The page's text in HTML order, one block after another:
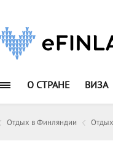
О СТРАНЕ ВИЗА
Отдых в Финляндии